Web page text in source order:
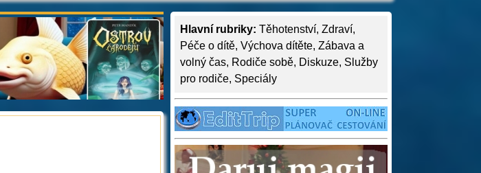
Hlavní rubriky: Těhotenství, Zdraví,
Péče o dítě, Výchova dítěte, Zábava a
volný čas, Rodiče sobě, Diskuze, Služby
pro rodiče, Speciály